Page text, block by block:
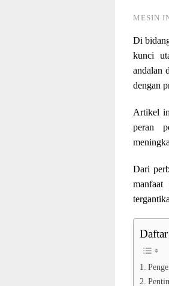
MESIN
Di
kunci
andalan
dengan
Artikel
peran
Dari